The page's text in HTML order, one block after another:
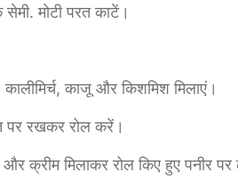
मोटी परत काटें।
काजू और किशमिश मिलाएं।
पर रखकर रोल करें।
क्रीम मिलाकर रोल किए हुए पनीर पर